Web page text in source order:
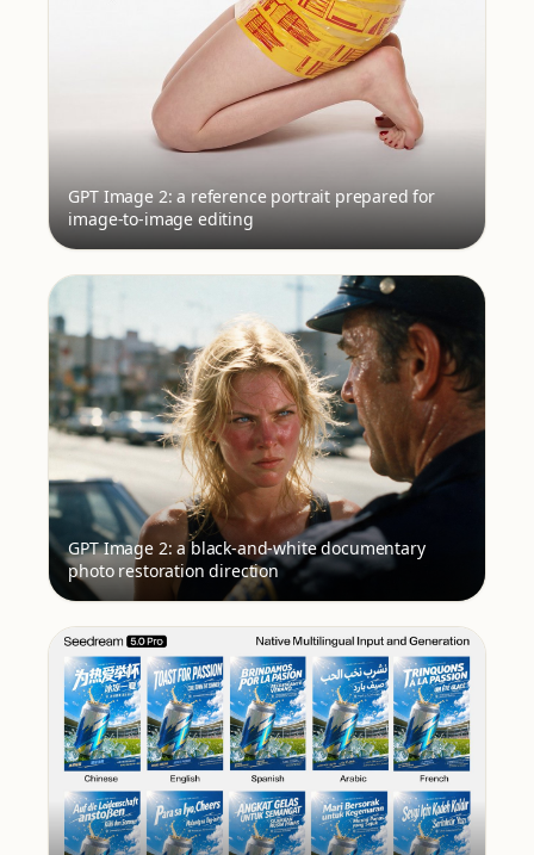
GPT Image 2: a reference portrait prepared for
image-to-image editing
GPT Image 2: a black-and-white documentary
photo restoration direction